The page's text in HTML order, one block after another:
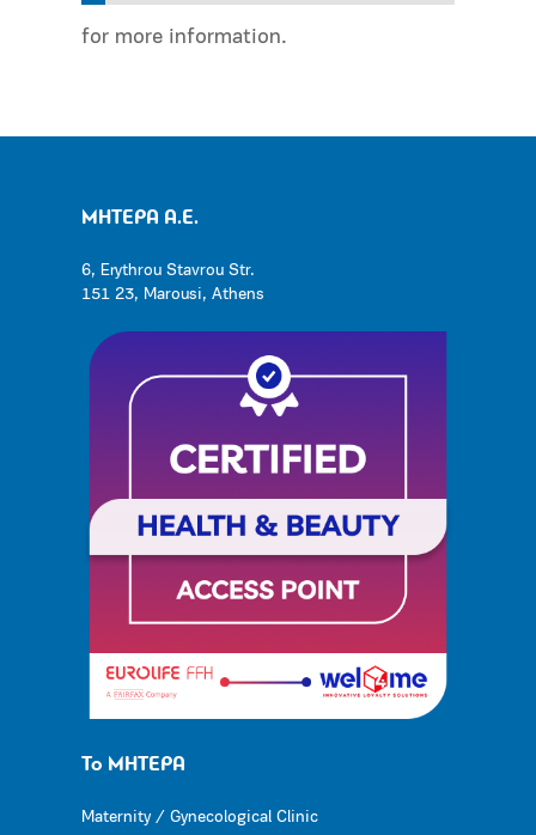
for more information.
ΜΗΤΕΡΑ Α.Ε.
6, Erythrou Stavrou Str.
151 23, Marousi, Athens
Το ΜΗΤΕΡΑ
Maternity / Gynecological Clinic